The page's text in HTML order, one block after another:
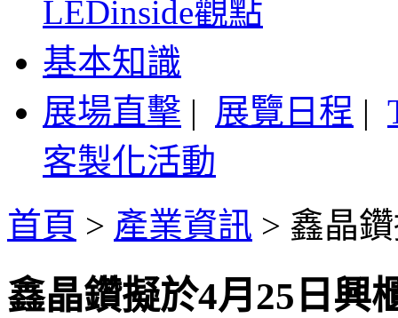
LEDinside觀點
基本知識
展場直擊 | 展覽日程 |
客製化活動
首頁 > 產業資訊 > 鑫晶
鑫晶鑽擬於4月25日興